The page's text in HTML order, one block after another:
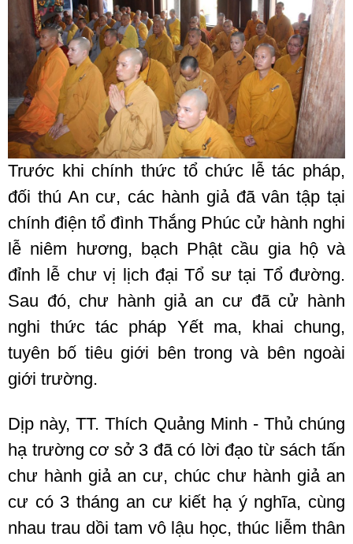
Trước khi chính thức tổ chức lễ tác pháp,
đối thú An cư, các hành giả đã vân tập tại
chính điện tổ đình Thắng Phúc cử hành nghi
lễ niêm hương, bạch Phật cầu gia hộ và
đỉnh lễ chư vị lịch đại Tổ sư tại Tổ đường.
Sau đó, chư hành giả an cư đã cử hành
nghi thức tác pháp Yết ma, khai chung,
tuyên bố tiêu giới bên trong và bên ngoài
giới trường.
Dịp này, TT. Thích Quảng Minh - Thủ chúng
hạ trường cơ sở 3 đã có lời đạo từ sách tấn
chư hành giả an cư, chúc chư hành giả an
cư có 3 tháng an cư kiết hạ ý nghĩa, cùng
nhau trau dồi tam vô lậu học, thúc liễm thân